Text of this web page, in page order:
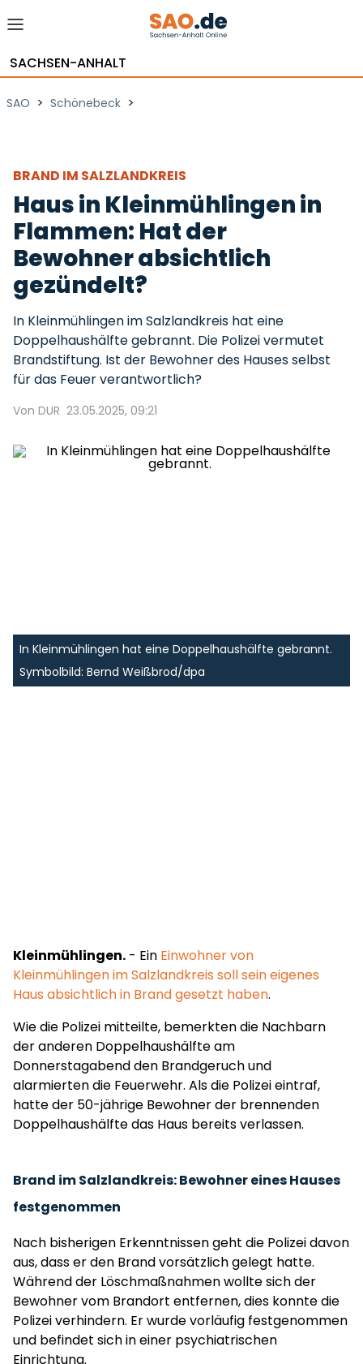
SACHSEN-ANHALT
SAO > Schönebeck >
BRAND IM SALZLANDKREIS
Haus in Kleinmühlingen in
Flammen: Hat der
Bewohner absichtlich
gezündelt?
In Kleinmühlingen im Salzlandkreis hat eine
Doppelhaushälfte gebrannt. Die Polizei vermutet
Brandstiftung. Ist der Bewohner des Hauses selbst
für das Feuer verantwortlich?
Von DUR 23.05.2025, 09:21
In Kleinmühlingen hat eine Doppelhaushälfte gebrannt.
Symbolbild: Bernd Weißbrod/dpa
Kleinmühlingen. - Ein Einwohner von
Kleinmühlingen im Salzlandkreis soll sein eigenes
Haus absichtlich in Brand gesetzt haben.
Wie die Polizei mitteilte, bemerkten die Nachbarn
der anderen Doppelhaushälfte am
Donnerstagabend den Brandgeruch und
alarmierten die Feuerwehr. Als die Polizei eintraf,
hatte der 50-jährige Bewohner der brennenden
Doppelhaushälfte das Haus bereits verlassen.
Brand im Salzlandkreis: Bewohner eines Hauses
festgenommen
Nach bisherigen Erkenntnissen geht die Polizei davon
aus, dass er den Brand vorsätzlich gelegt hatte.
Während der Löschmaßnahmen wollte sich der
Bewohner vom Brandort entfernen, dies konnte die
Polizei verhindern. Er wurde vorläufig festgenommen
und befindet sich in einer psychiatrischen
Einrichtung.